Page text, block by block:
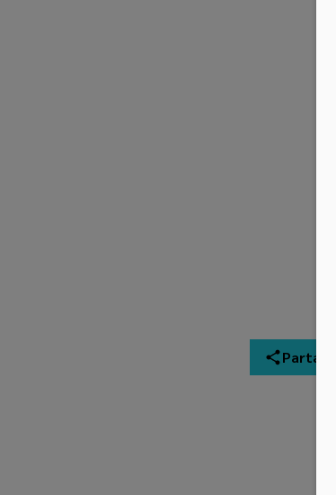
Partager